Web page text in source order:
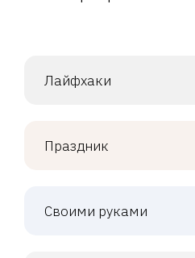
Лайфхаки
Праздник
Своими руками